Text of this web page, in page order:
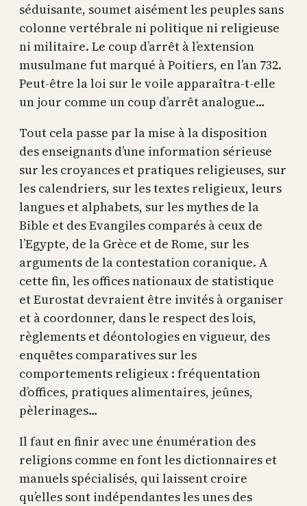
séduisante, soumet aisément les peuples sans
colonne vertébrale ni politique ni religieuse
ni militaire. Le coup d’arrêt à l’extension
musulmane fut marqué à Poitiers, en l’an 732.
Peut-être la loi sur le voile apparaîtra-t-elle
un jour comme un coup d’arrêt analogue…
Tout cela passe par la mise à la disposition
des enseignants d’une information sérieuse
sur les croyances et pratiques religieuses, sur
les calendriers, sur les textes religieux, leurs
langues et alphabets, sur les mythes de la
Bible et des Evangiles comparés à ceux de
l’Egypte, de la Grèce et de Rome, sur les
arguments de la contestation coranique. A
cette fin, les offices nationaux de statistique
et Eurostat devraient être invités à organiser
et à coordonner, dans le respect des lois,
règlements et déontologies en vigueur, des
enquêtes comparatives sur les
comportements religieux : fréquentation
d’offices, pratiques alimentaires, jeûnes,
pèlerinages…
Il faut en finir avec une énumération des
religions comme en font les dictionnaires et
manuels spécialisés, qui laissent croire
qu’elles sont indépendantes les unes des